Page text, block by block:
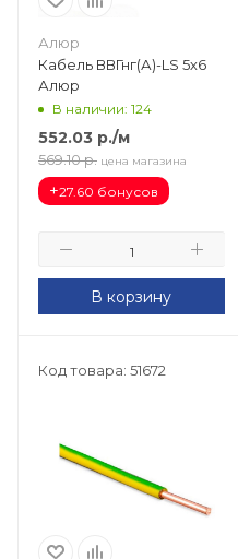
Алюр
Кабель ВВГнг(А)-LS 5х6
Алюр
В наличии: 124
552.03 р./м
569.10 р. цена магазина
+27.60 бонусов
В корзину
Код товара: 51672